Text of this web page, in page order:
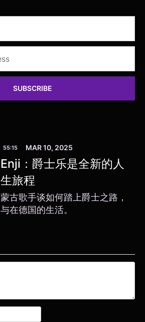
SUBSCRIBE
55:15 MAR 10, 2025
Enji：爵士乐是全新的人
生旅程
蒙古歌手谈如何踏上爵士之路，
与在德国的生活。